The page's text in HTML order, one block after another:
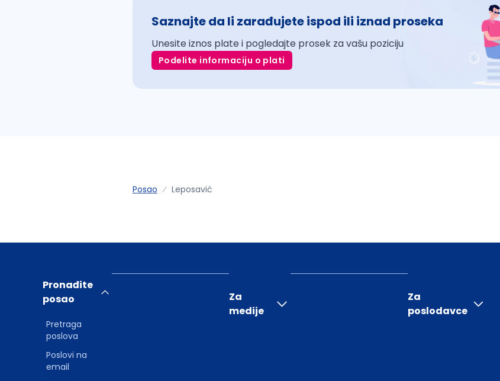
Saznajte da li zarađujete ispod ili iznad proseka
Unesite iznos plate i pogledajte prosek za vašu poziciju
Podelite informaciju o plati
Posao Leposavić
Pronađite
posao
Pretraga
poslova
Poslovi na
email
Za
medije
Za
poslodavce